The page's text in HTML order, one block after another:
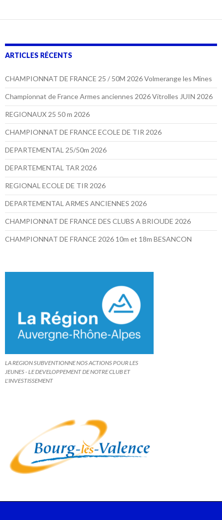
ARTICLES RÉCENTS
CHAMPIONNAT DE FRANCE 25 / 50M 2026 Volmerange les Mines
Championnat de France Armes anciennes 2026 Vitrolles JUIN 2026
REGIONAUX 25 50 m 2026
CHAMPIONNAT DE FRANCE ECOLE DE TIR 2026
DEPARTEMENTAL 25/50m 2026
DEPARTEMENTAL TAR 2026
REGIONAL ECOLE DE TIR 2026
DEPARTEMENTAL ARMES ANCIENNES 2026
CHAMPIONNAT DE FRANCE DES CLUBS A BRIOUDE 2026
CHAMPIONNAT DE FRANCE 2026 10m et 18m BESANCON
LA REGION SUBVENTIONNE NOS ACTIONS POUR LES
JEUNES - LE DEVELOPPEMENT DE NOTRE CLUB ET
L'INVESTISSEMENT